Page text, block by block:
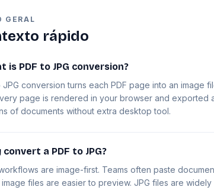
GERAL
rápido
is PDF to JPG conversion?
JPG conversion turns each PDF page into an image
page is rendered in your browser and exported
of documents without extra desktop tool.
convert a PDF to JPG?
are image-first. Teams often paste
files are easier to preview. JPG files are